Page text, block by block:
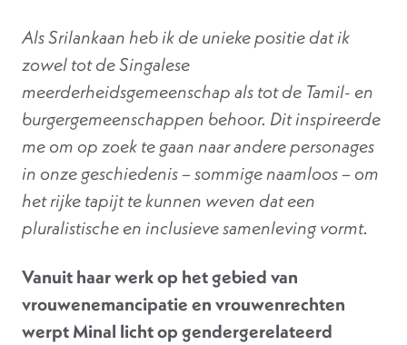
Als Srilankaan heb ik de unieke positie dat ik
zowel tot de Singalese
meerderheidsgemeenschap als tot de Tamil- en
burgergemeenschappen behoor. Dit inspireerde
me om op zoek te gaan naar andere personages
in onze geschiedenis – sommige naamloos – om
het rijke tapijt te kunnen weven dat een
pluralistische en inclusieve samenleving vormt.
Vanuit haar werk op het gebied van
vrouwenemancipatie en vrouwenrechten
werpt Minal licht op gendergerelateerd